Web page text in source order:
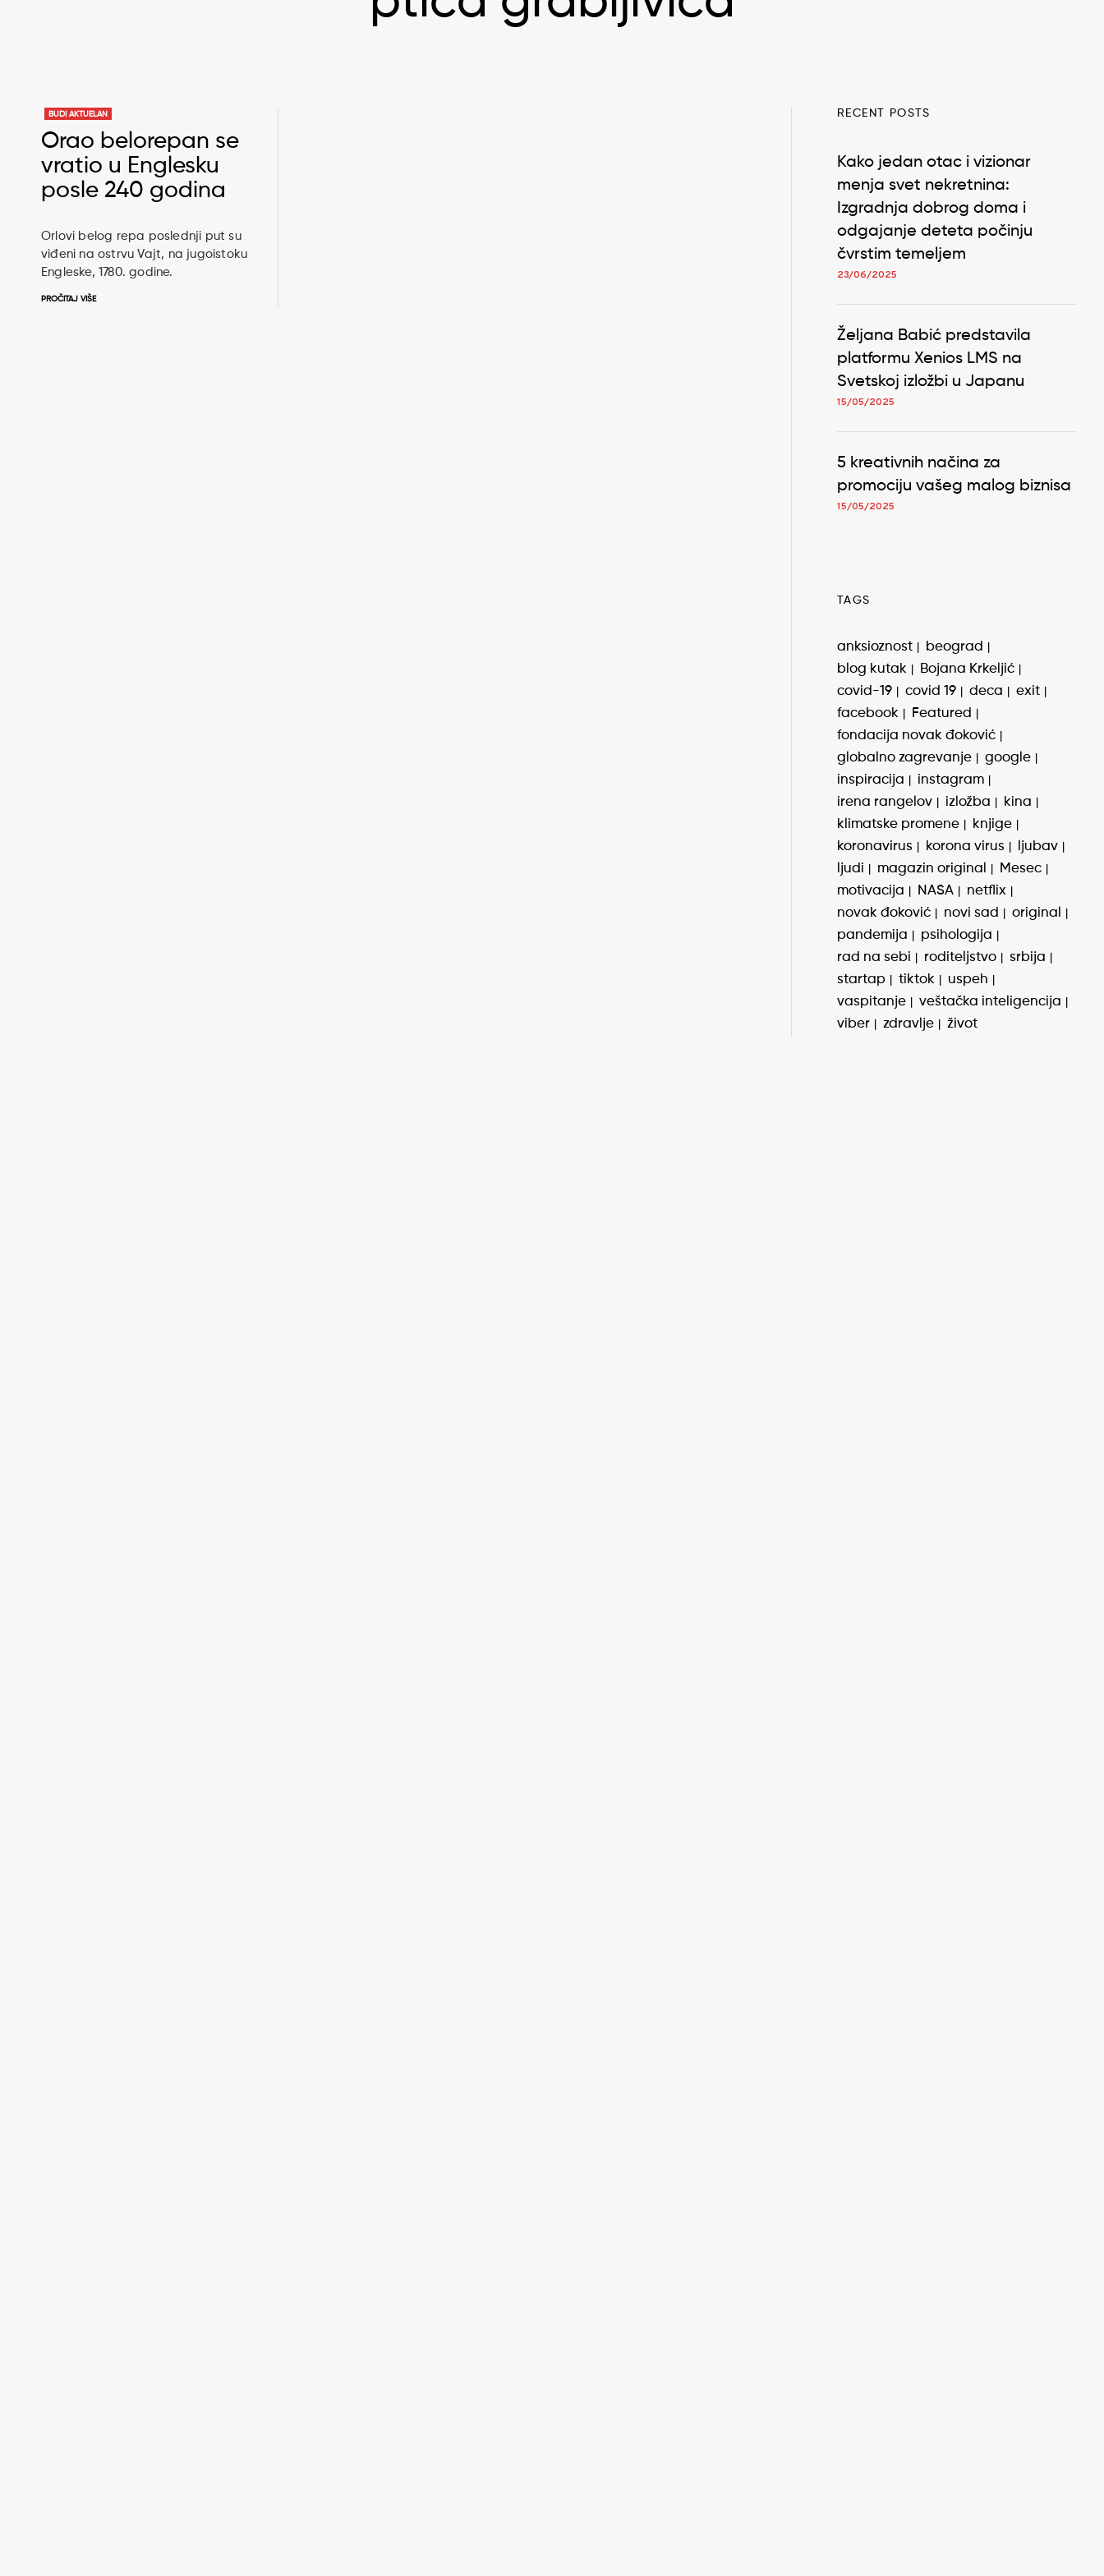
BUDI AKTUELAN
Orao belorepan se
vratio u Englesku
posle 240 godina
Orlovi belog repa poslednji put su
viđeni na ostrvu Vajt, na jugoistoku
Engleske, 1780. godine.
PROČITAJ VIŠE
RECENT POSTS
Kako jedan otac i vizionar
menja svet nekretnina:
Izgradnja dobrog doma i
odgajanje deteta počinju
čvrstim temeljem
23/06/2025
Željana Babić predstavila
platformu Xenios LMS na
Svetskoj izložbi u Japanu
15/05/2025
5 kreativnih načina za
promociju vašeg malog biznisa
15/05/2025
TAGS
anksioznost
beograd
blog kutak
Bojana Krkeljić
covid-19
covid 19 deca
exit
facebook
Featured
fondacija novak đoković
globalno zagrevanje
google
inspiracija
instagram
irena rangelov
izložba
kina
klimatske promene
knjige
koronavirus
korona virus
ljubav
ljudi
magazin original
Mesec
motivacija
NASA
netflix
novak đoković
novi sad
original
pandemija
psihologija
rad na sebi
roditeljstvo
srbija
startap
tiktok
uspeh
vaspitanje
veštačka inteligencija
viber
zdravlje život